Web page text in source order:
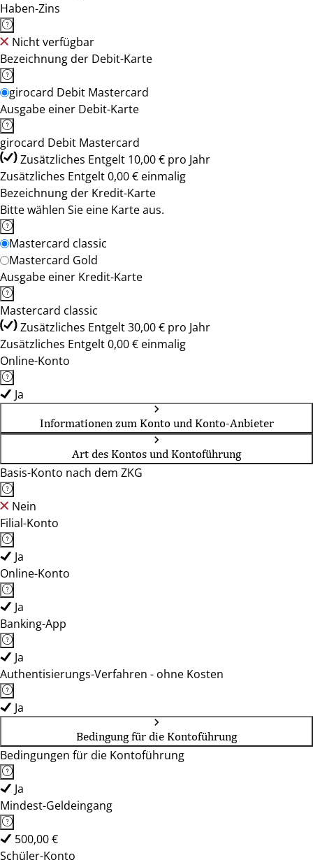
Haben-Zins
Nicht verfügbar
Bezeichnung der Debit-Karte
girocard Debit Mastercard
Ausgabe einer Debit-Karte
girocard Debit Mastercard
Zusätzliches Entgelt 10,00 € pro Jahr
Zusätzliches Entgelt 0,00 € einmalig
Bezeichnung der Kredit-Karte
Bitte wählen Sie eine Karte aus.
Mastercard classic
Mastercard Gold
Ausgabe einer Kredit-Karte
Mastercard classic
Zusätzliches Entgelt 30,00 € pro Jahr
Zusätzliches Entgelt 0,00 € einmalig
Online-Konto
Ja
Informationen zum Konto und Konto-Anbieter
Art des Kontos und Kontoführung
Basis-Konto nach dem ZKG
Nein
Filial-Konto
Ja
Online-Konto
Ja
Banking-App
Ja
Authentisierungs-Verfahren - ohne Kosten
Ja
Bedingung für die Kontoführung
Bedingungen für die Kontoführung
Ja
Mindest-Geldeingang
500,00 €
Schüler-Konto